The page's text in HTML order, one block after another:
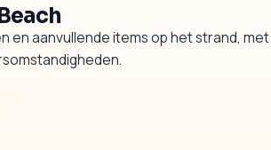
en aanvullende items op het strand, met